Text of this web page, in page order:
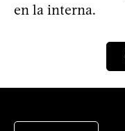
en la interna.